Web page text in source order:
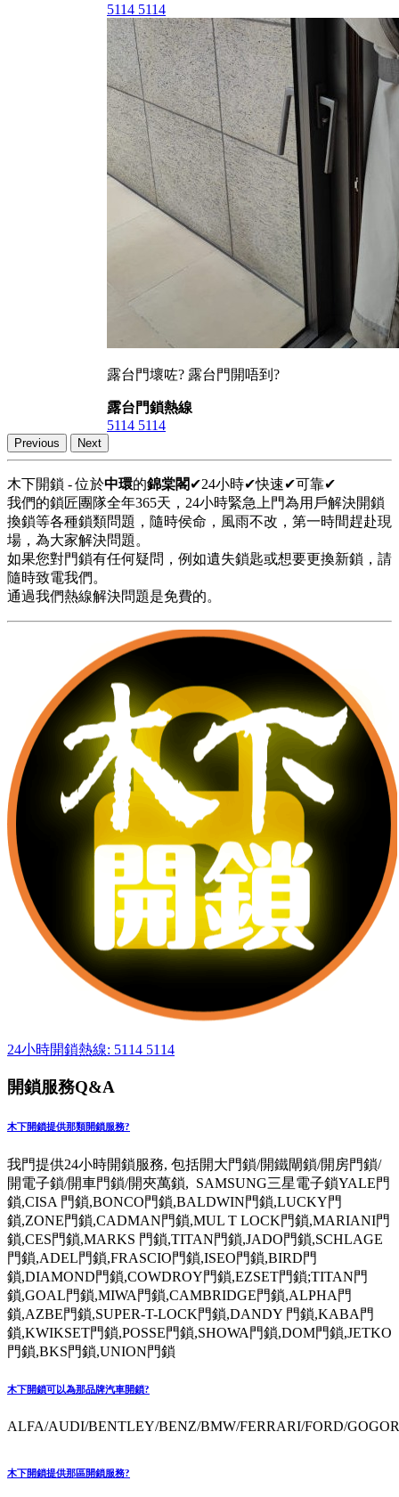
5114 5114
露台門壞咗? 露台門開唔到?
露台門鎖熱線
5114 5114
Previous Next
木下開鎖 - 位於中環的錦棠閣 ✔24小時✔快速✔可靠✔
我們的鎖匠團隊全年365天，24小時緊急上門為用戶解決開鎖
換鎖等各種鎖類問題，隨時侯命，風雨不改，第一時間趕赴現
場，為大家解決問題。
如果您對門鎖有任何疑問，例如遺失鎖匙或想要更換新鎖，請
隨時致電我們。
通過我們熱線解決問題是免費的。
24小時開鎖熱線: 5114 5114
開鎖服務Q&A
木下開鎖提供那類開鎖服務?
我門提供24小時開鎖服務, 包括開大門鎖/開鐵閘鎖/開房門鎖/
開電子鎖/開車門鎖/開夾萬鎖, SAMSUNG三星電子鎖YALE門
鎖,CISA 門鎖,BONCO門鎖,BALDWIN門鎖,LUCKY門
鎖,ZONE門鎖,CADMAN門鎖,MUL T LOCK門鎖,MARIANI門
鎖,CES門鎖,MARKS 門鎖,TITAN門鎖,JADO門鎖,SCHLAGE
門鎖,ADEL門鎖,FRASCIO門鎖,ISEO門鎖,BIRD門
鎖,DIAMOND門鎖,COWDROY門鎖,EZSET門鎖;TITAN門
鎖,GOAL門鎖,MIWA門鎖,CAMBRIDGE門鎖,ALPHA門
鎖,AZBE門鎖,SUPER-T-LOCK門鎖,DANDY 門鎖,KABA門
鎖,KWIKSET門鎖,POSSE門鎖,SHOWA門鎖,DOM門鎖,JETKO
門鎖,BKS門鎖,UNION門鎖
木下開鎖可以為那品牌汽車開鎖?
ALFA/AUDI/BENTLEY/BENZ/BMW/FERRARI/FORD/
木下開鎖提供那區開鎖服務?